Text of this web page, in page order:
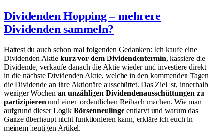
Dividenden Hopping – mehrere
Dividenden sammeln?
Hattest du auch schon mal folgenden Gedanken: Ich kaufe eine
Dividenden Aktie kurz vor dem Dividendentermin, kassiere die
Dividende, verkaufe danach die Aktie wieder und investiere direkt
in die nächste Dividenden Aktie, welche in den kommenden Tagen
die Dividende an ihre Aktionäre ausschüttet. Das Ziel ist, innerhalb
weniger Wochen an unzähligen Dividendenausschüttungen zu
partizipieren und einen ordentlichen Reibach machen. Wie man
aufgrund dieser Logik Börsenneulinge entlarvt und warum das
Ganze überhaupt nicht funktionieren kann, erkläre ich euch in
meinem heutigen Artikel.